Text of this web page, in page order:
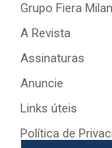
Grupo Fiera
A Revista
Assinaturas
Anuncie
Links úteis
Política de